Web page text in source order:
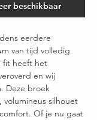
beschikbaar
eerdere
van tijd volledig
fit heeft het
en wij
Deze broek
silhouet
Of je nu gaat